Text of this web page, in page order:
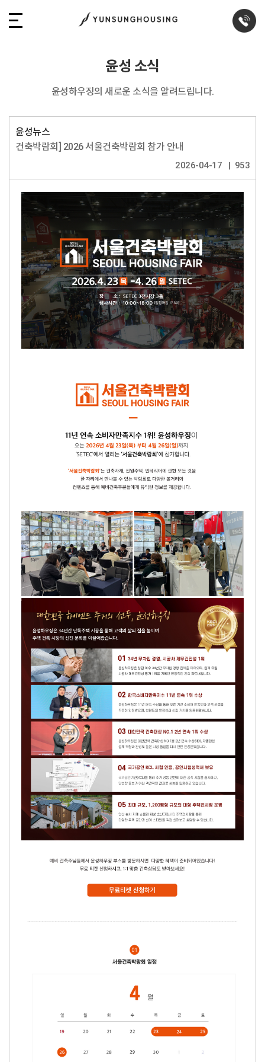
윤성 소식
윤성하우징의 새로운 소식을 알려드립니다.
윤성뉴스
건축박람회] 2026 서울건축박람회 참가 안내
2026-04-17 953